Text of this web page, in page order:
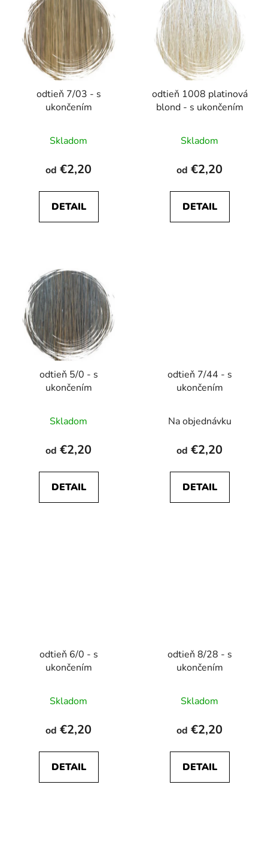
odtieň 7/03 - s
ukončením
Skladom
od €2,20
DETAIL
odtieň 1008 platinová
blond - s ukončením
Skladom
od €2,20
DETAIL
odtieň 5/0 - s
ukončením
Skladom
od €2,20
DETAIL
odtieň 7/44 - s
ukončením
Na objednávku
od €2,20
DETAIL
odtieň 6/0 - s
ukončením
Skladom
od €2,20
DETAIL
odtieň 8/28 - s
ukončením
Skladom
od €2,20
DETAIL